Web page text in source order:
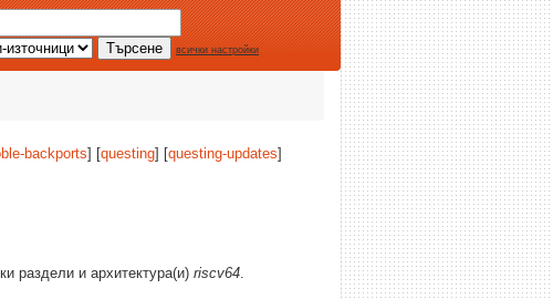
всички настройки
backports] [questing] [questing-updates]
раздели и архитектура(и) riscv64.